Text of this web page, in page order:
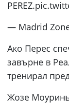
— Madrid
Ако Перес
завърне в
тренирал
Жозе